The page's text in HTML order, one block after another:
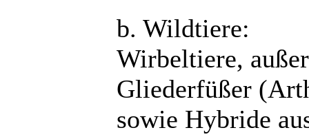
b. Wildtiere:
Wirbeltiere,
Gliederfüßer
sowie Hybride